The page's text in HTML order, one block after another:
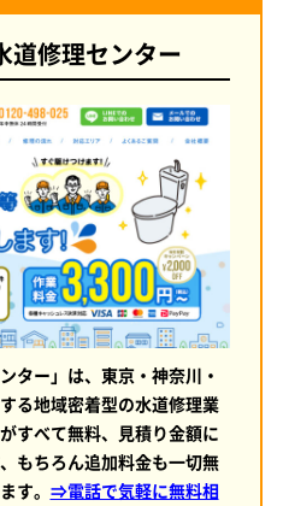
道修理センター
ター」は、東京・神奈川・
る地域密着型の水道修理業
すべて無料、見積り金額に
もちろん追加料金も一切無
す。 ⇒電話で気軽に無料相